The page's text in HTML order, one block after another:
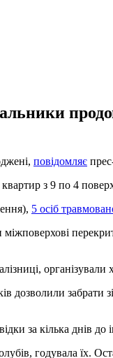
повідомляє
з 9 по 4
5 осіб
організували
забрати
за кілька днів до
годувала їх.